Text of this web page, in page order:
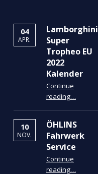
04
APR.
Lamborghini
Super
Tropheo EU
2022
Kalender
Continue
reading“Lamborghini Super Tropheo EU 2022 Kalender”
…
10
NOV.
ÖHLINS
Fahrwerk
Service
Continue
reading“ÖHLINS Fahrwerk Service”
…